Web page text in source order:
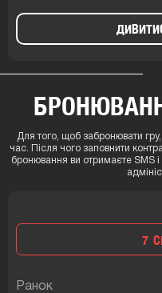
Для того, щоб забронювати
час. Після чого заповнити
бронювання ви отримаєте SMS
7
Ранок